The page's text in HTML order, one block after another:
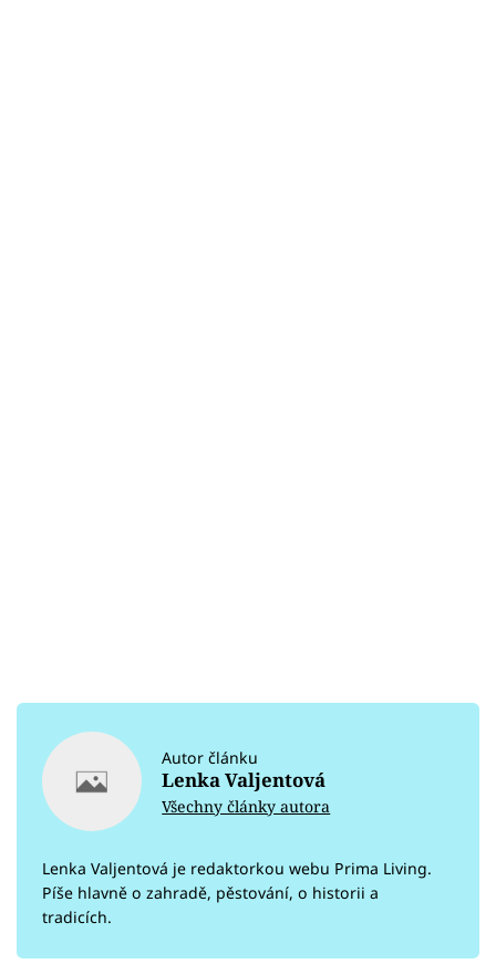
Autor článku
Lenka Valjentová
Všechny články autora
Lenka Valjentová je redaktorkou webu Prima Living.
Píše hlavně o zahradě, pěstování, o historii a
tradicích.